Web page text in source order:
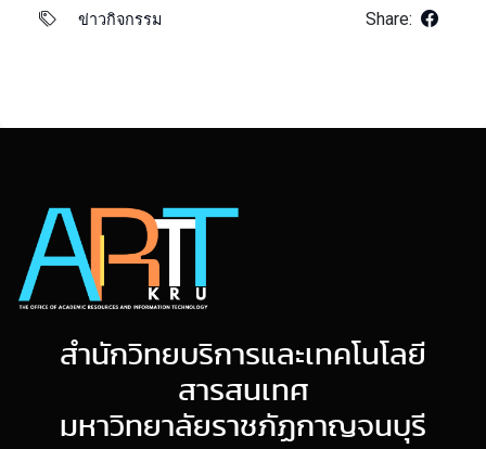
ข่าวกิจกรรม Share:
สำนักวิทยบริการและเทคโนโลยี
สารสนเทศ
มหาวิทยาลัยราชภัฏกาญจนบุรี